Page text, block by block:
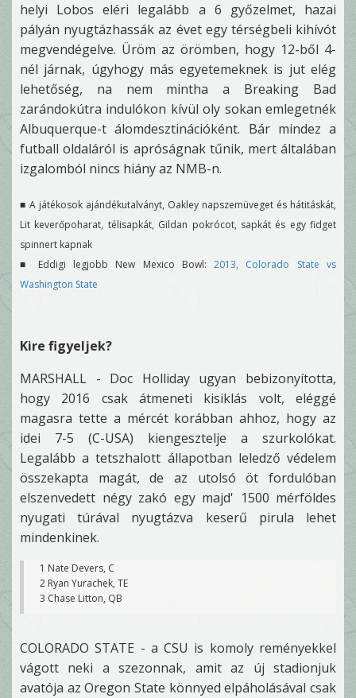
helyi Lobos eléri legalább a 6 győzelmet, hazai
pályán nyugtázhassák az évet egy térségbeli kihívót
megvendégelve. Üröm az örömben, hogy 12-ből 4-
nél járnak, úgyhogy más egyetemeknek is jut elég
lehetőség, na nem mintha a Breaking Bad
zarándokútra indulókon kívül oly sokan emlegetnék
Albuquerque-t álomdesztinációként. Bár mindez a
futball oldaláról is apróságnak tűnik, mert általában
izgalomból nincs hiány az NMB-n.
■ A játékosok ajándékutalványt, Oakley napszemüveget és hátitáskát,
Lit keverőpoharat, télisapkát, Gildan pokrócot, sapkát és egy fidget
spinnert kapnak
■ Eddigi legjobb New Mexico Bowl:2013, Colorado State vs
Washington State
Kire figyeljek?
MARSHALL - Doc Holliday ugyan bebizonyította,
hogy 2016 csak átmeneti kisiklás volt, eléggé
magasra tette a mércét korábban ahhoz, hogy az
idei 7-5 (C-USA) kiengesztelje a szurkolókat.
Legalább a tetszhalott állapotban leledző védelem
összekapta magát, de az utolsó öt fordulóban
elszenvedett négy zakó egy majd' 1500 mérföldes
nyugati túrával nyugtázva keserű pirula lehet
mindenkinek.
1 Nate Devers, C
2 Ryan Yurachek, TE
3 Chase Litton, QB
COLORADO STATE - a CSU is komoly reményekkel
vágott neki a szezonnak, amit az új stadionjuk
avatója az Oregon State könnyed elpáholásával csak